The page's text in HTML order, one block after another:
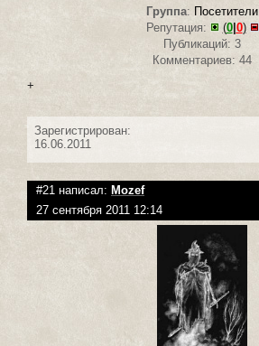
Группа: Посетители
Репутация:
(0| 0)
Публикаций: 3
Комментариев: 44
+
Зарегистрирован:
16.06.2011
#21 написал: Mozef
27 сентября 2011 12:14